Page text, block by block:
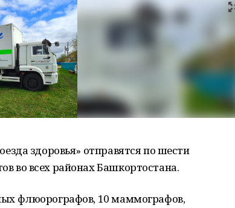
здоровья» отправятся по шести
во всех районах Башкортостана.
флюорографов, 10 маммографов,